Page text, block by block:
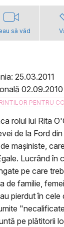
să văd
25.03.2011
02.09.2010
PENTRU
rolul lui Rita
de la Ford
mașiniste,
Lucrând în
pe care
de familie,
pierdut în cele
pe plătitorii